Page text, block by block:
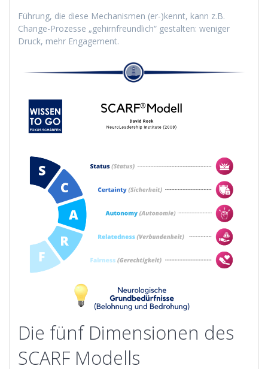
Führung, die diese Mechanismen (er-)kennt, kann z.B.
Change-Prozesse „gehirnfreundlich“ gestalten: weniger
Druck, mehr Engagement.
Die fünf Dimensionen des
SCARF Modells